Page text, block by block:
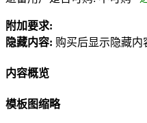
附加要求:
隐藏内容: 购买后显示隐藏内
内容概览
模板图缩略